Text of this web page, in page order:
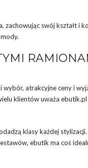
zachowując swój kształt i
wybór, atrakcyjne ceny i
klientów uważa ebutik.pl
klasy każdej
ebutik ma coś